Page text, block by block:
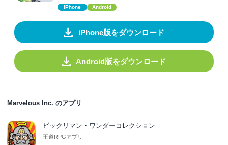
iPhone Android
iPhone版をダウンロード
Android版をダウンロード
Marvelous Inc. のアプリ
ビックリマン・ワンダーコレクション
王道RPGアプリ